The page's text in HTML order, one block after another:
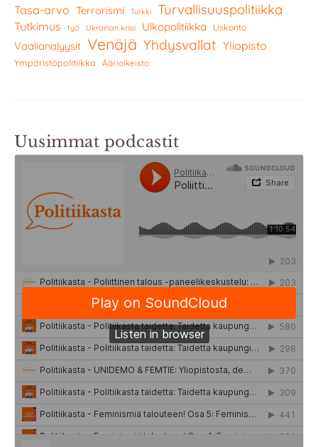
Tasa-arvo Terrorismi Turkki Turvallisuuspolitiikka
Tutkimus työ Ukrainan kriisi Ulkopolitiikka Uskonto
Vaalianalyysit Venäjä Yhdysvallat Yliopisto
Ympäristöpolitiikka Äärioikeisto
Uusimmat podcastit